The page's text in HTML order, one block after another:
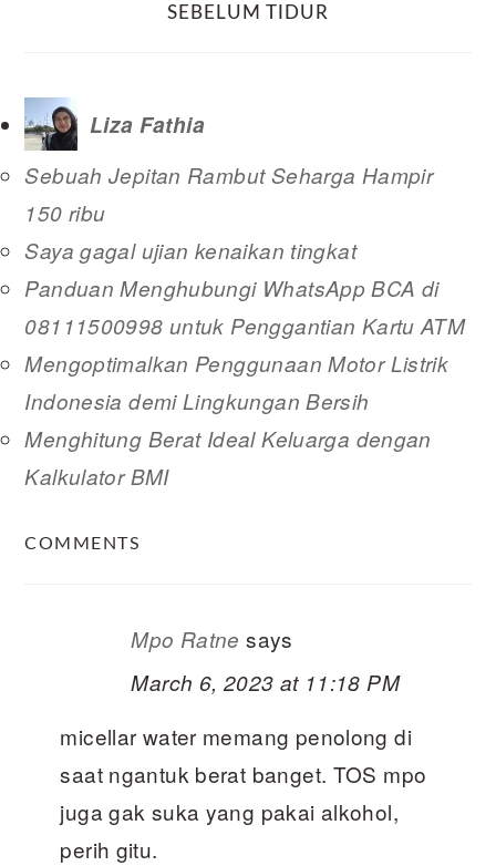
SEBELUM TIDUR
Liza Fathia
Sebuah Jepitan Rambut Seharga Hampir
150 ribu
Saya gagal ujian kenaikan tingkat
Panduan Menghubungi WhatsApp BCA di
08111500998 untuk Penggantian Kartu ATM
Mengoptimalkan Penggunaan Motor Listrik
Indonesia demi Lingkungan Bersih
Menghitung Berat Ideal Keluarga dengan
Kalkulator BMI
COMMENTS
Mpo Ratne says
March 6, 2023 at 11:18 PM
micellar water memang penolong di
saat ngantuk berat banget. TOS mpo
juga gak suka yang pakai alkohol,
perih gitu.